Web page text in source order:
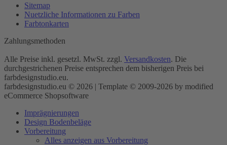
Sitemap
Nuetzliche Informationen zu Farben
Farbtonkarten
Zahlungsmethoden
Alle Preise inkl. gesetzl. MwSt. zzgl. Versandkosten. Die
durchgestrichenen Preise entsprechen dem bisherigen Preis bei
farbdesignstudio.eu.
farbdesignstudio.eu © 2026 | Template © 2009-2026 by modified
eCommerce Shopsoftware
Imprägnierungen
Design Bodenbeläge
Vorbereitung
Alles anzeigen aus Vorbereitung